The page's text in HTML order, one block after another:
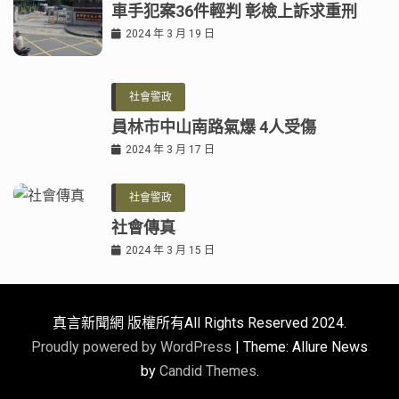
車手犯案36件輕判 彰檢上訴求重刑
2024 年 3 月 19 日
社會警政
員林市中山南路氣爆 4人受傷
2024 年 3 月 17 日
社會警政
社會傳真
2024 年 3 月 15 日
真言新聞網 版權所有All Rights Reserved 2024.
Proudly powered by WordPress | Theme: Allure News
by Candid Themes.